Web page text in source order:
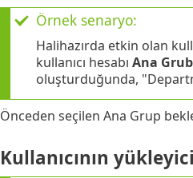
Örnek senaryo:
Halihazırda etkin olan
kullanıcı hesabı Ana
oluşturduğunda,
Önceden seçilen Ana Grup
Kullanıcının